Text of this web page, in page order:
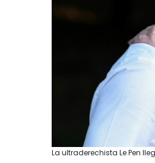
La ultraderechista Le Pen